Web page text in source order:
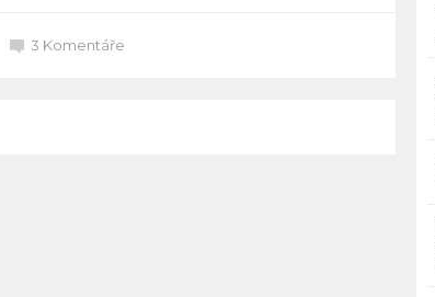
3 Komentáře